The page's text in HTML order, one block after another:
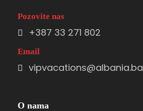
Pozovite nas
+387 33 271 802
Email
vipvacations@albania.ba
O nama